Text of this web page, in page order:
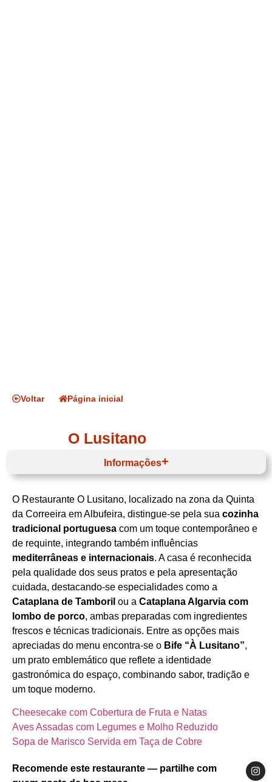
Voltar Página inicial
O Lusitano
O Restaurante O Lusitano, localizado na zona da Quinta
da Correeira em Albufeira, distingue‑se pela sua cozinha
tradicional portuguesa com um toque contemporâneo e
de requinte, integrando também influências
mediterrâneas e internacionais. A casa é reconhecida
pela qualidade dos seus pratos e pela apresentação
cuidada, destacando‑se especialidades como a
Cataplana de Tamboril ou a Cataplana Algarvia com
lombo de porco, ambas preparadas com ingredientes
frescos e técnicas tradicionais. Entre as opções mais
apreciadas do menu encontra‑se o Bife “À Lusitano”,
um prato emblemático que reflete a identidade
gastronómica do espaço, combinando sabor, tradição e
um toque moderno.
Cheesecake com Cobertura de Fruta e Natas
Aves Assadas com Legumes e Molho Reduzido
Sopa de Marisco Servida em Taça de Cobre
Recomende este restaurante — partilhe com
Informações
Horário de funcionamento